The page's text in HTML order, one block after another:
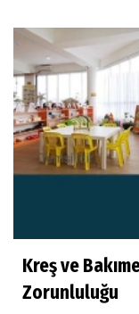
Kreş ve
Zorunluluğu